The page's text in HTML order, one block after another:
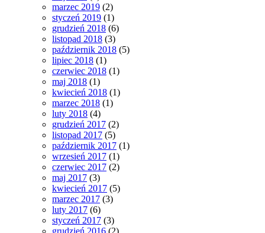
marzec 2019 (2)
styczeń 2019 (1)
grudzień 2018 (6)
listopad 2018 (3)
październik 2018 (5)
lipiec 2018 (1)
czerwiec 2018 (1)
maj 2018 (1)
kwiecień 2018 (1)
marzec 2018 (1)
luty 2018 (4)
grudzień 2017 (2)
listopad 2017 (5)
październik 2017 (1)
wrzesień 2017 (1)
czerwiec 2017 (2)
maj 2017 (3)
kwiecień 2017 (5)
marzec 2017 (3)
luty 2017 (6)
styczeń 2017 (3)